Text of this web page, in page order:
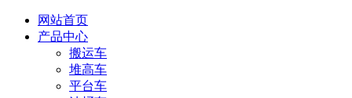
网站首页
产品中心
搬运车
堆高车
平台车